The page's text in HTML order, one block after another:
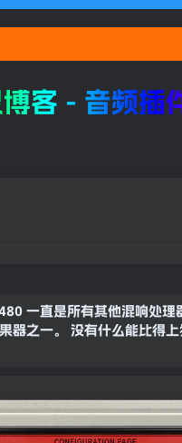
插件，宿主
一直是所有其他混响处
器之一。 没有什么能比
改进的预设管理新的